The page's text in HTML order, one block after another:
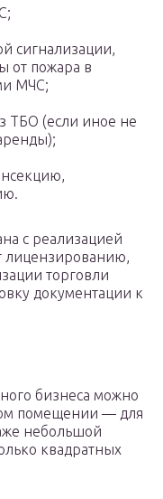
сигнализации,
от пожара в
МЧС;
ТБО (если иное не
с реализацией
лицензированию,
торговли
документации к
бизнеса можно
помещении — для
небольшой
квадратных